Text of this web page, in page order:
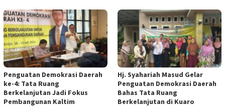
Penguatan Demokrasi Daerah
ke-4: Tata Ruang
Berkelanjutan Jadi Fokus
Pembangunan Kaltim
Hj. Syahariah Masud Gelar
Penguatan Demokrasi Daerah
Bahas Tata Ruang
Berkelanjutan di Kuaro